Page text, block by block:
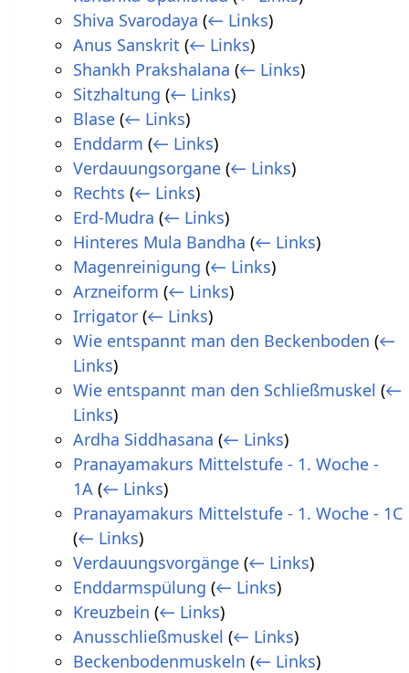
Shiva Svarodaya (← Links)
Anus Sanskrit (← Links)
Shankh Prakshalana (← Links)
Sitzhaltung (← Links)
Blase (← Links)
Enddarm (← Links)
Verdauungsorgane (← Links)
Rechts (← Links)
Erd-Mudra (← Links)
Hinteres Mula Bandha (← Links)
Magenreinigung (← Links)
Arzneiform (← Links)
Irrigator (← Links)
Wie entspannt man den Beckenboden (←
Links)
Wie entspannt man den Schließmuskel (←
Links)
Ardha Siddhasana (← Links)
Pranayamakurs Mittelstufe - 1. Woche -
1A (← Links)
Pranayamakurs Mittelstufe - 1. Woche - 1C
(← Links)
Verdauungsvorgänge (← Links)
Enddarmspülung (← Links)
Kreuzbein (← Links)
Anusschließmuskel (← Links)
Beckenbodenmuskeln (← Links)